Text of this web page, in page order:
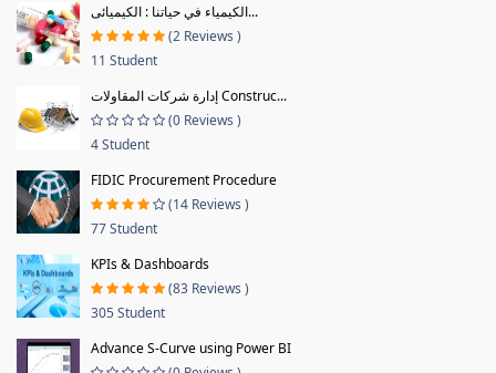
الكيمياء في حياتنا : الكيميائى...
(2 Reviews )
11 Student
إدارة شركات المقاولات Construc...
(0 Reviews )
4 Student
FIDIC Procurement Procedure
(14 Reviews )
77 Student
KPIs & Dashboards
(83 Reviews )
305 Student
Advance S-Curve using Power BI